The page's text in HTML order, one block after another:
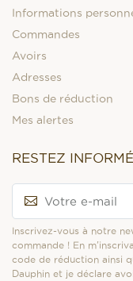
Informations
Commandes
Avoirs
Adresses
Bons de réduction
Mes alertes
RESTEZ
Inscrivez-vous à notre
commande ! En
code de réduction ainsi
Dauphin et je déclare